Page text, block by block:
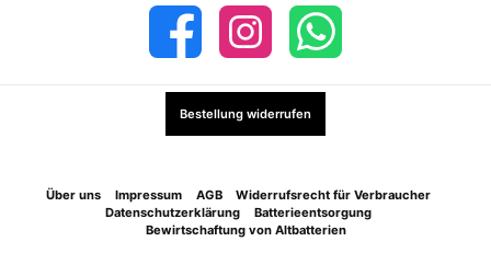
Bestellung widerrufen
Über uns Impressum AGB
Widerrufsrecht für Verbraucher
Datenschutzerklärung
Batterieentsorgung
Bewirtschaftung von Altbatterien